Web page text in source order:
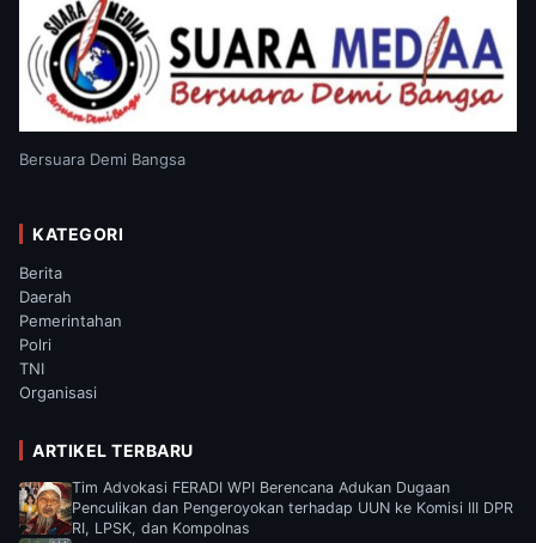
Bersuara Demi Bangsa
KATEGORI
Berita
Daerah
Pemerintahan
Polri
TNI
Organisasi
ARTIKEL TERBARU
Tim Advokasi FERADI WPI Berencana Adukan Dugaan
Penculikan dan Pengeroyokan terhadap UUN ke Komisi III DPR
RI, LPSK, dan Kompolnas